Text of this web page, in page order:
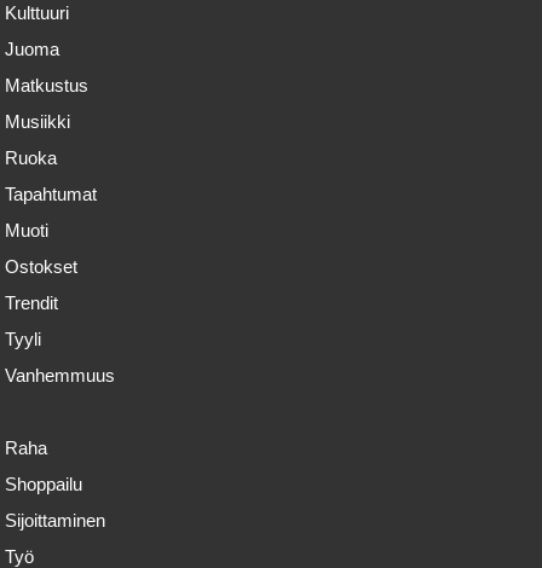
Kulttuuri
Juoma
Matkustus
Musiikki
Ruoka
Tapahtumat
Muoti
Ostokset
Trendit
Tyyli
Vanhemmuus
Raha
Shoppailu
Sijoittaminen
Työ